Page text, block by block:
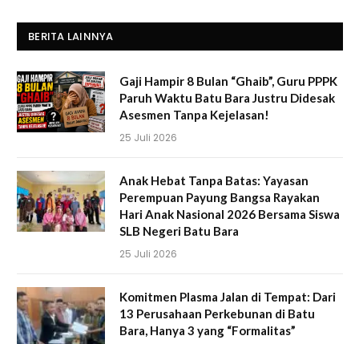
BERITA LAINNYA
Gaji Hampir 8 Bulan “Ghaib”, Guru PPPK
Paruh Waktu Batu Bara Justru Didesak
Asesmen Tanpa Kejelasan!
25 Juli 2026
Anak Hebat Tanpa Batas: Yayasan
Perempuan Payung Bangsa Rayakan
Hari Anak Nasional 2026 Bersama Siswa
SLB Negeri Batu Bara
25 Juli 2026
Komitmen Plasma Jalan di Tempat: Dari
13 Perusahaan Perkebunan di Batu
Bara, Hanya 3 yang “Formalitas”